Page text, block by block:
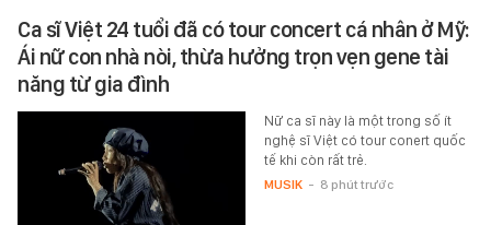
Ca sĩ Việt 24 tuổi đã có tour concert cá nhân ở Mỹ:
Ái nữ con nhà nòi, thừa hưởng trọn vẹn gene tài
năng từ gia đình
Nữ ca sĩ này là một trong số ít
nghệ sĩ Việt có tour conert quốc
tế khi còn rất trẻ.
MUSIK - 8 phút trước